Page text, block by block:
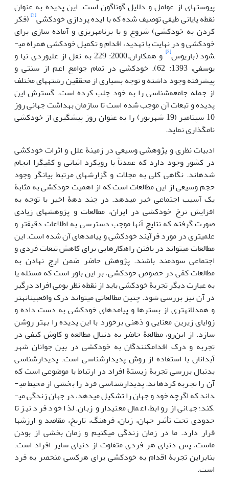
پیوسته­ای از عوامل و دلایل گوناگون است. این پدیده به عنوان
نقطه پایانی طیفی توصیف شده که با ایده پردازی خودکشی[2] (فکر
کردن به خودکشی) شروع و با برنامه­ریزی و آماده سازی برای
خودکشی و در نهایت با تهدید، اقدام و تکمیل خودکشی همراه می­
شود (باریوس[3]
و همکاران،2000: 229 به نقل از علیوردی نیا و
یوسفی، 1393: 62). خودکشی در تمام جوامع اعم از سنتی و
پیشرفته وجود داشته و توجه بسیاری از محققین رشته­های مختلف
از جمله جامعه‌شناسی را به خود جلب کرده است. گسترش این
پدیده و تبعات آن موجب شده است تا سازمان بهداشت جهانی روز
10 سپتامبر (19 شهریور) را به عنوان روز پیشگیری از خودکشی
نامگذاری نماید.
ادبیات نظری و پژوهشی وسیعی در زمینۀ علل و اثرات خودکشی
در کشور وجود دارد که عمدتاً با رویکرد اثباتی و کمّی­گرا انجام
شده­اند. نگاهی کلی به مجلات و گزارش­های مرتبط بیانگر وجود
حجم وسیعی از این مطالعات است که از اهمیت خودکشی به مثابۀ
یک آسیب اجتماعی خبر می­دهد. در چند دهۀ اخیر با توجه به
افزایش نرخ خودکشی در ایران، مطالعات و پژوهش­های زیادی
صورت گرفته که نتایج آن­ها موجب دسترسی به اطلاعات دقیق­تر و
علمی­تری در مورد فرآیند خودکشی و پیامدهای آن شده است. این
مطالعات می­تواند در یافتن راهکارهایی برای کاهش تبعات فردی و
اجتماعی سودمند باشند. پژوهش حاضر ضمن ارج نهادن به
مطالعات کمّی در خصوص خودکشی، بر این باور است که مسئله یا
به عبارت دیگر تجربۀ خودکشی باید از نقطه نظر بومی افراد درگیر
در آن نیز بررسی شود. چنین مطالعاتی می­تواند درک واقع­بینانه­تر
و همدلانه­تری از بسترها و پیامدهای خودکشی به دست داده و
زوایای زیرین معنایی و ذهنی برخورد با این پدیده را بهتر روشن
سازد. از این‌رو، مطالعۀ حاضر به دنبال مطالعه و کاوش کیفی در
تجربه و درک اقدام­کنندگان به خودکشی در بین جوانان شهر
آبدانان با استفاده از روش پدیدارشناسی است. پدیدارشناسی
بدنبال بررسی تجربۀ زیستۀ افراد در ارتباط با موضوعی است که
آن را تجربه کرده­اند. پدیدارشناسی فرد را بخشی از محیط می­
داند که اگرچه خود و جهان را تشکیل می­دهد، در جهان زندگی می­
کند؛ جهانی از روابط، اعمال معنی­دار و زبان. لذا خود فرد نیز تا
حدودی تحت تأثیر جهان، زبان، فرهنگ، تاریخ، مقاصد و ارزش­ها
قرار دارد. ما در زمان زندگی می­کنیم و زمان بخشی از بودن
ماست، پس دنیای هر فردی متفاوت از دنیای سایر افراد است.
بنابراین تجربۀ اقدام به خودکشی برای هرکسی منحصر به فرد
است.